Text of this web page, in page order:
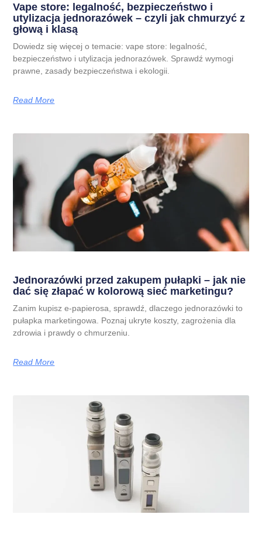
Vape store: legalność, bezpieczeństwo i
utylizacja jednorazówek – czyli jak chmurzyć z
głową i klasą
Dowiedz się więcej o temacie: vape store: legalność,
bezpieczeństwo i utylizacja jednorazówek. Sprawdź wymogi
prawne, zasady bezpieczeństwa i ekologii.
Read More
Jednorazówki przed zakupem pułapki – jak nie
dać się złapać w kolorową sieć marketingu?
Zanim kupisz e-papierosa, sprawdź, dlaczego jednorazówki to
pułapka marketingowa. Poznaj ukryte koszty, zagrożenia dla
zdrowia i prawdy o chmurzeniu.
Read More